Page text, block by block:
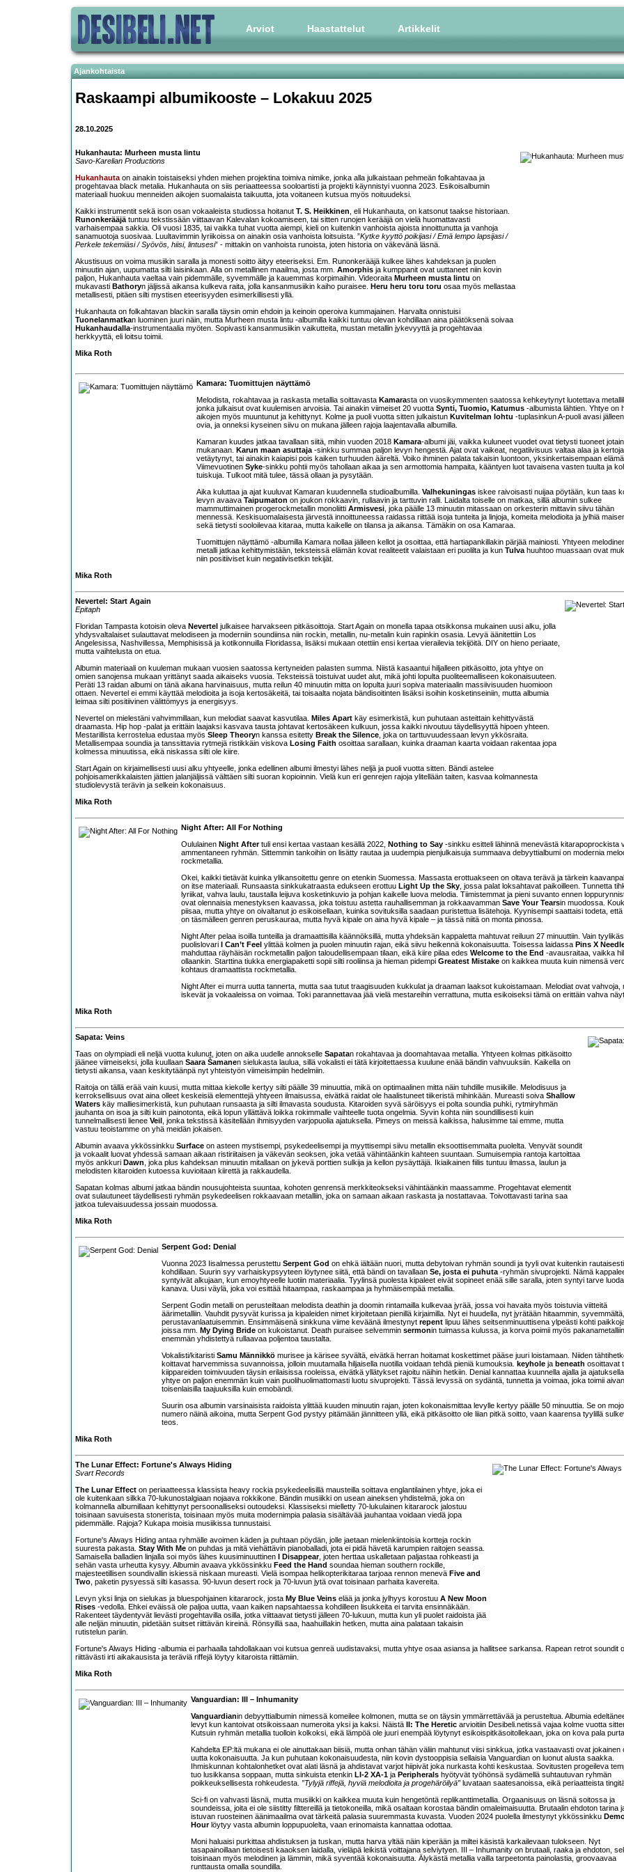
Arviot Haastattelut Artikkelit
Ajankohtaista
Raskaampi albumikooste – Lokakuu 2025
28.10.2025
Hukanhauta: Murheen musta lintu
Savo-Karelian Productions
Hukanhautaon ainakin toistaiseksi yhden miehen projektina toimiva nimike, jonka alla julkaistaan pehmeän folkahtavaa ja
progehtavaa black metalia. Hukanhauta on siis periaatteessa sooloartisti ja projekti käynnistyi vuonna 2023. Esikoisalbumin
materiaali huokuu menneiden aikojen suomalaista taikuutta, jota voitaneen kutsua myös noituudeksi.
Kaikki instrumentit sekä ison osan vokaaleista studiossa hoitanut T. S. Heikkinen, eli Hukanhauta, on katsonut taakse historiaan.
Runonkerääjätuntuu tekstissään viittaavan Kalevalan kokoamiseen, tai sitten runojen kerääjä on vielä huomattavasti
varhaisempaa sakkia. Oli vuosi 1835, tai vaikka tuhat vuotta aiempi, kieli on kuitenkin vanhoista ajoista innoittunutta ja vanhoja
sanamuotoja suosivaa. Luultavimmin lyriikoissa on ainakin osia vanhoista loitsuista. ”Kytke kyyttö poikijasi / Emä lempo lapsijasi /
Perkele tekemiäsi / Syövös, hiisi, lintusesi” - mittakin on vanhoista runoista, joten historia on väkevänä läsnä.
Akustisuus on voima musiikin saralla ja monesti soitto äityy eteeriseksi. Em. Runonkerääjä kulkee lähes kahdeksan ja puolen
minuutin ajan, uupumatta silti laisinkaan. Alla on metallinen maailma, josta mm. Amorphis ja kumppanit ovat uuttaneet niin kovin
paljon, Hukanhauta vaeltaa vain pidemmälle, syvemmälle ja kauemmas korpimaihin. Videoraita Murheen musta lintu on
mukavasti Bathoryn jäljissä aikansa kulkeva raita, jolla kansanmusiikin kaiho puraisee. Heru heru toru toru osaa myös mellastaa
metallisesti, pitäen silti mystisen eteerisyyden esimerkillisesti yllä.
Hukanhauta on folkahtavan blackin saralla täysin omin ehdoin ja keinoin operoiva kummajainen. Harvalta onnistuisi
Tuonelanmatkan luominen juuri näin, mutta Murheen musta lintu -albumilla kaikki tuntuu olevan kohdillaan aina päätöksenä soivaa
Hukanhaudalla-instrumentaalia myöten. Sopivasti kansanmusiikin vaikutteita, mustan metallin jykevyyttä ja progehtavaa
herkkyyttä, eli loitsu toimii.
Mika Roth
Kamara: Tuomittujen näyttämö
Melodista, rokahtavaa ja raskasta metallia soittavasta Kamarasta on vuosikymmenten saatossa kehkeytynyt luotettava
jonka julkaisut ovat kuulemisen arvoisia. Tai ainakin viimeiset 20 vuotta Synti, Tuomio, Katumus -albumista lähtien. Yhtye on
aikojen myös muuntunut ja kehittynyt. Kolme ja puoli vuotta sitten julkaistun Kuvitelman lohtu -tuplasinkun A-puoli avasi
ovia, ja onneksi kyseinen siivu on mukana jälleen rajoja laajentavalla albumilla.
Kamaran kuudes jatkaa tavallaan siitä, mihin vuoden 2018 Kamara-albumi jäi, vaikka kuluneet vuodet ovat tietysti tuoneet
mukanaan. Karun maan asuttaja -sinkku summaa paljon levyn hengestä. Ajat ovat vaikeat, negatiivisuus valtaa alaa ja
vetäytynyt, tai ainakin kaiapisi pois kaiken turhuuden ääreltä. Voiko ihminen palata takaisin luontoon, yksinkertaisempaan
Viimevuotinen Syke-sinkku pohtii myös tahollaan aikaa ja sen armottomia hampaita, kääntyen luot tavaisena vasten tuulta ja
tuiskuja. Tulkoot mitä tulee, tässä ollaan ja pysytään.
Aika kuluttaa ja ajat kuuluvat Kamaran kuudennella studioalbumilla. Valhekuningas iskee raivoisasti nuijaa pöytään, kun taas
levyn avaava Taipumaton on joukon rokkaavin, rullaavin ja tarttuvin ralli. Laidalta toiselle on matkaa, sillä albumin sulkee
mammuttimainen progerockmetallin monoliitti Armisvesi , joka päälle 13 minuutin mitassaan on orkesterin mittavin siivu tähän
mennessä. Keskisuomalaisesta järvestä innoittuneessa raidassa riittää isoja tunteita ja linjoja, komeita melodioita ja jylhiä
sekä tietysti sooloilevaa kitaraa, mutta kaikelle on tilansa ja aikansa. Tämäkin on osa Kamaraa.
Tuomittujen näyttämö -albumilla Kamara nollaa jälleen kellot ja osoittaa, että hartiapankillakin pärjää mainiosti. Yhtyeen
metalli jatkaa kehittymistään, teksteissä elämän kovat realiteetit valaistaan eri puolilta ja kun Tulva huuhtoo muassaan ovat
niin positiiviset kuin negatiivisetkin tekijät.
Mika Roth
Nevertel: Start Again
Epitaph
Floridan Tampasta kotoisin oleva Nevertel julkaisee harvakseen pitkäsoittoja. Start Again on monella tapaa otsikkonsa mukainen uusi alku, jolla
yhdysvaltalaiset sulauttavat melodiseen ja moderniin soundiinsa niin rockin, metallin, nu-metalin kuin rapinkin osasia. Levyä äänitettiin Los
Angelesissa, Nashvillessa, Memphisissä ja kotikonnuilla Floridassa, lisäksi mukaan otettiin ensi kertaa vierailevia tekijöitä. DIY on hieno periaate,
mutta vaihtelusta on etua.
Albumin materiaali on kuuleman mukaan vuosien saatossa kertyneiden palasten summa. Niistä kasaantui hiljalleen pitkäsoitto, jota yhtye on
omien sanojensa mukaan yrittänyt saada aikaiseks vuosia. Teksteissä toistuivat uudet alut, mikä johti lopulta puoliteemalliseen kokonaisuuteen.
Peräti 13 raidan albumi on tänä aikana harvinaisuus, mutta reilun 40 minuutin mitta on lopulta juuri sopiva materiaalin massiivisuuden huomioon
ottaen. Nevertel ei emmi käyttää melodioita ja isoja kertosäkeitä, tai toisaalta nojata bändisoitinten lisäksi isoihin kosketinseiniin, mutta albumia
leimaa silti positiivinen välittömyys ja energisyys.
Nevertel on mielestäni vahvimmillaan, kun melodiat saavat kasvutilaa. Miles Apart käy esimerkistä, kun puhutaan asteittain kehittyvästä
draamasta. Hip hop -palat ja erittäin laajaksi kasvava tausta johtavat kertosäkeen kulkuun, jossa kaikki nivoutuu täydellisyyttä hipoen yhteen.
Mestarillista kerrostelua edustaa myös Sleep Theoryn kanssa esitetty Break the Silence , joka on tarttuvuudessaan levyn ykkösraita.
Metallisempaa soundia ja tanssittavia rytmejä ristikkäin viskova Losing Faith osoittaa sarallaan, kuinka draaman kaarta voidaan rakentaa jopa
kolmessa minuutissa, eikä niskassa silti ole kiire.
Start Again on kirjaimellisesti uusi alku yhtyeelle, jonka edellinen albumi ilmestyi lähes neljä ja puoli vuotta sitten. Bändi astelee
pohjoisamerikkalaisten jättien jalanjäljissä välttäen silti suoran kopioinnin. Vielä kun eri genrejen rajoja ylitellään taiten, kasvaa kolmannesta
studiolevystä terävin ja selkein kokonaisuus.
Mika Roth
Night After: All For Nothing
Oululainen Night Aftertuli ensi kertaa vastaan kesällä 2022, Nothing to Say -sinkku esitteli lähinnä menevästä kitarapoprockista
ammentaneen ryhmän. Sittemmin tankoihin on lisätty rautaa ja uudempia pienjulkaisuja summaava debyyttialbumi on modernia
rockmetallia.
Okei, kaikki tietävät kuinka ylikansoitettu genre on etenkin Suomessa. Massasta erottuakseen on oltava terävä ja tärkein
on itse materiaali. Runsaasta sinkkukatraasta edukseen erottuu Light Up the Sky , jossa palat loksahtavat paikoilleen. Tunnetta
lyriikat, vahva laulu, taustalla leijuva kosketinkuvio ja pohjan kaikelle luova melodia. Tiimistemmat ja pieni suvanto ennen
ovat olennaisia menestyksen kaavassa, joka toistuu astetta rauhallisemman ja rokkaavamman Save Your Tearsin muodossa.
piisaa, mutta yhtye on oivaltanut jo esikoisellaan, kuinka sovituksilla saadaan puristettua lisätehoja. Kyynisempi saattaisi todeta, että
on täsmälleen genren peruskauraa, mutta hyvä kipale on aina hyvä kipale – ja tässä niitä on monta pinossa.
Night After pelaa isoilla tunteilla ja dramaattisilla käännöksillä, mutta yhdeksän kappaletta mahtuvat reiluun 27 minuuttiin. Vain tyylikäs
puolislovari I Can’t Feel ylittää kolmen ja puolen minuutin rajan, eikä siivu heikennä kokonaisuutta. Toisessa laidassa Pins X
mahduttaa räyhäisän rockmetallin paljon taloudellisempaan tilaan, eikä kiire pilaa edes Welcome to the End -avausraitaa, vaikka
ollaankin. Starttina tiukka energiapaketti sopii silti rooliinsa ja hieman pidempi Greatest Mistake on kaikkea muuta kuin nimensä
kohtaus dramaattista rockmetallia.
Night After ei murra uutta tannerta, mutta saa tutut traagisuuden kukkulat ja draaman laaksot kukoistamaan. Melodiat ovat vahvoja,
iskevät ja vokaaleissa on voimaa. Toki parannettavaa jää vielä mestareihin verrattuna, mutta esikoiseksi tämä on erittäin vahva
Mika Roth
Sapata: Veins
Taas on olympiadi eli neljä vuotta kulunut, joten on aika uudelle annokselle Sapatan rokahtavaa ja doomahtavaa metallia. Yhtyeen kolmas pitkäsoitto
jäänee viimeiseksi, jolla kuullaan Saara Šamanen sielukasta laulua, sillä vokalisti ei tätä kirjoitettaessa kuulune enää bändin vahvuuksiin. Kaikella on
tietysti aikansa, vaan keskitytäänpä nyt yhteistyön viimeisimpiin hedelmiin.
Raitoja on tällä erää vain kuusi, mutta mittaa kiekolle kertyy silti päälle 39 minuuttia, mikä on optimaalinen mitta näin tuhdille musiikille. Melodisuus ja
kerroksellisuus ovat aina olleet keskeisiä elementtejä yhtyeen ilmaisussa, eivätkä raidat ole haalistuneet tiikeristä mihinkään. Mureasti soiva Shallow
Waters käy malliesimerkistä, kun puhutaan runsaasta ja silti ilmavasta soudusta. Kitaroiden syvä säröisyys ei polta soundia puhki, rytmiryhmän
jauhanta on isoa ja silti kuin painotonta, eikä lopun yllättävä loikka rokimmalle vaihteelle tuota ongelmia. Syvin kohta niin soundillisesti kuin
tunnelmallisesti lienee Veil , jonka tekstissä käsitellään ihmisyyden varjopuolia ajatuksella. Pimeys on meissä kaikissa, halusimme tai emme, mutta
vastuu teoistamme on yhä meidän jokaisen.
Albumin avaava ykkössinkku Surface on asteen mystisempi, psykedeelisempi ja myyttisempi siivu metallin eksoottisemmalta puolelta. Venyvät soundit
ja vokaalit luovat yhdessä samaan aikaan ristiriitaisen ja väkevän seoksen, joka vetää vähintäänkin kahteen suuntaan. Sumuisempia rantoja kartoittaa
myös ankkuri Dawn , joka plus kahdeksan minuutin mitallaan on jykevä porttien sulkija ja kellon pysäyttäjä. Ikiaikainen fiilis tuntuu ilmassa, laulun ja
melodisten kitaroiden kutoessa kuvioitaan kiirettä ja rakkaudella.
Sapatan kolmas albumi jatkaa bändin nousujohteista suuntaa, kohoten genrensä merkkiteokseksi vähintäänkin maassamme. Progehtavat elementit
ovat sulautuneet täydellisesti ryhmän psykedeelisen rokkaavaan metalliin, joka on samaan aikaan raskasta ja nostattavaa. Toivottavasti tarina saa
jatkoa tulevaisuudessa jossain muodossa.
Mika Roth
Serpent God: Denial
Vuonna 2023 Iisalmessa perustettu Serpent God on ehkä iältään nuori, mutta debytoivan ryhmän soundi ja tyyli ovat kuitenkin rautaisesti
kohdillaan. Suurin syy varhaiskypsyyteen löytynee siitä, että bändi on tavallaan Se, josta ei puhuta -ryhmän sivuprojekti. Nämä
syntyivät alkujaan, kun emoyhtyeelle luotiin materiaalia. Tyylinsä puolesta kipaleet eivät sopineet enää sille saralla, joten syntyi tarve
kanava. Uusi väylä, joka voi esittää hitaampaa, raskaampaa ja hyhmäisempää metallia.
Serpent Godin metalli on perusteiltaan melodista deathin ja doomin rintamailla kulkevaa jyrää, jossa voi havaita myös toistuvia viitteitä
äärimetalliin. Vauhdit pysyvät kurissa ja kipaleiden nimet kirjoitetaan pienillä kirjaimilla. Nyt ei huudella, nyt jyrätään hitaammin, syvemmältä,
perustavanlaatuisemmin. Ensimmäisenä sinkkuna viime keväänä ilmestynyt repent lipuu lähes seitsenminuuttisena ylpeästi kohti
joissa mm. My Dying Bride on kukoistanut. Death puraisee selvemmin sermonin tuimassa kulussa, ja korva poimii myös pakanametalliin
enemmän yhdistettyä rullaavaa poljentoa taustalta.
Vokalisti/kitaristi Samu Männikkö murisee ja kärisee syvältä, eivätkä herran hoitamat koskettimet pääse juuri loistamaan. Niiden
koittavat harvemmissa suvannoissa, jolloin muutamalla hiljaisella nuotilla voidaan tehdä pieniä kumouksia. keyhole ja beneath osoittavat
kiippareiden toimivuuden täysin erilaisissa rooleissa, eivätkä yllätykset rajoitu näihin hetkiin. Denial kannattaa kuunnella ajalla ja
yhtye on paljon enemmän kuin vain puolihuolimattomasti luotu sivuprojekti. Tässä levyssä on sydäntä, tunnetta ja voimaa, joka toimii aivan
toisenlaisilla taajuuksilla kuin emobändi.
Suurin osa albumin varsinaisista raidoista ylittää kuuden minuutin rajan, joten kokonaismittaa levylle kertyy päälle 50 minuuttia. Se on
numero näinä aikoina, mutta Serpent God pystyy pitämään jännitteen yllä, eikä pitkäsoitto ole liian pitkä soitto, vaan kaarensa tyylillä
teos.
Mika Roth
The Lunar Effect: Fortune's Always Hiding
Svart Records
The Lunar Effect on periaatteessa klassista heavy rockia psykedeelisillä mausteilla soittava englantilainen yhtye, joka ei
ole kuitenkaan silkka 70-lukunostalgiaan nojaava rokkikone. Bändin musiikki on usean aineksen yhdistelmä, joka on
kolmannella albumillaan kehittynyt persoonalliseksi outoudeksi. Klassiseksi mielletty 70-lukulainen kitararock jalostuu
toisinaan savuisesta stonerista, toisinaan myös muita modernimpia palasia sisältävää jauhantaa voidaan viedä jopa
pidemmälle. Rajoja? Kukapa moisia musiikissa tunnustaisi.
Fortune's Always Hiding antaa ryhmälle avoimen käden ja puhtaan pöydän, jolle jaetaan mielenkiintoisia kortteja rockin
suuresta pakasta. Stay With Me on puhdas ja mitä viehättävin pianoballadi, jota ei pidä hävetä karumpien raitojen seassa.
Samaisella balladien linjalla soi myös lähes kuusiminuuttinen I Disappear, joten herttaa uskalletaan paljastaa rohkeasti ja
sehän vasta urheutta kysyy. Albumin avaava ykkössinkku Feed the Hand soundaa hieman southern rockille,
majesteetillisen soundivallin iskiessä niskaan mureasti. Vielä isompaa helikopterikitaraa tarjoaa rennon menevä Five and
Two , paketin pysyessä silti kasassa. 90-luvun desert rock ja 70-luvun jytä ovat toisinaan parhaita kavereita.
Levyn yksi linja on sielukas ja bluespohjainen kitararock, josta My Blue Veins elää ja jonka jylhyys korostuu A New Moon
Rises -vedolla. Ehkei eväissä ole paljoa uutta, vaan kaiken napsahtaessa kohdilleen lisukkeita ei tarvita ensinnäkään.
Rakenteet täydentyvät lievästi progehtavilla osilla, jotka viittaavat tietysti jälleen 70-lukuun, mutta kun yli puolet raidoista jää
alle neljän minuutin, pidetään suitset riittävän kireinä. Rönsyillä saa, haahuillakin hetken, mutta aina palataan takaisin
rutistelun pariin.
Fortune's Always Hiding -albumia ei parhaalla tahdollakaan voi kutsua genreä uudistavaksi, mutta yhtye osaa asiansa ja hallitsee sarkansa. Rapean retrot soundit
riittävästi irti aikakausista ja teräviä riffejä löytyy kitaroista riittämiin.
Mika Roth
Vanguardian: III – Inhumanity
Vanguardianin debyyttialbumin nimessä komeilee kolmonen, mutta se on täysin ymmärrettävää ja perusteltua. Albumia
levyt kun kantoivat otsikoissaan numeroita yksi ja kaksi. Näistä II: The Heretic arvioitiin Desibeli.netissä vajaa kolme vuotta
Kutsuin ryhmän metallia tuolloin kolkoksi, eikä lämpöä ole juuri enempää löytynyt esikoispitkäsoitollekaan, joka on kova pala
Kahdelta EP:ltä mukana ei ole ainuttakaan biisiä, mutta onhan tähän väliin mahtunut viisi sinkkua, jotka vastaavasti ovat jokainen
uutta kokonaisuutta. Ja kun puhutaan kokonaisuudesta, niin kovin dystooppisia sellaisia Vanguardian on luonut alusta saakka.
Ihmiskunnan kohtalonhetket ovat alati läsnä ja ahdistavat varjot hiipivät joka nurkasta kohti keskustaa. Sovitusten progeileva
tuo lusikkansa soppaan, mutta sinkuista etenkin LI-2 XA-1 ja Peripherals hyötyvät työhönsä sydämellä suhtautuvan ryhmän
poikkeuksellisesta rohkeudesta. ”Tylyjä riffejä, hyviä melodioita ja progehäröilyä” luvataan saatesanoissa, eikä periaatteista
Sci-fi on vahvasti läsnä, mutta musiikki on kaikkea muuta kuin hengetöntä replikanttimetallia. Orgaanisuus on läsnä soitossa ja
soundeissa, joita ei ole siistitty filttereillä ja tietokoneilla, mikä osaltaan korostaa bändin omaleimaisuutta. Brutaalin ehdoton tarina
istuvan ruosteinen äänimaailma ovat tärkeitä palasia suuremmasta kuvasta. Vuoden 2024 puolella ilmestynyt ykkössinkku
Hourlöytyy vasta albumin loppupuolelta, vaan erinomaista kannattaa odottaa.
Moni haluaisi purkittaa ahdistuksen ja tuskan, mutta harva yltää näin kiperään ja miltei käsistä karkailevaan tulokseen. Nyt
tasapainoillaan tietoisesti kaaoksen laidalla, vieläpä leikistä voittajana selviytyen. III – Inhumanity on brutaali, raaka ja ehdoton,
toisinaan myös melodinen ja lämmin, mikä syventää kokonaisuutta. Älykästä metallia vailla tarpeetonta painolastia, groovaavaa
runttausta omalla soundilla.